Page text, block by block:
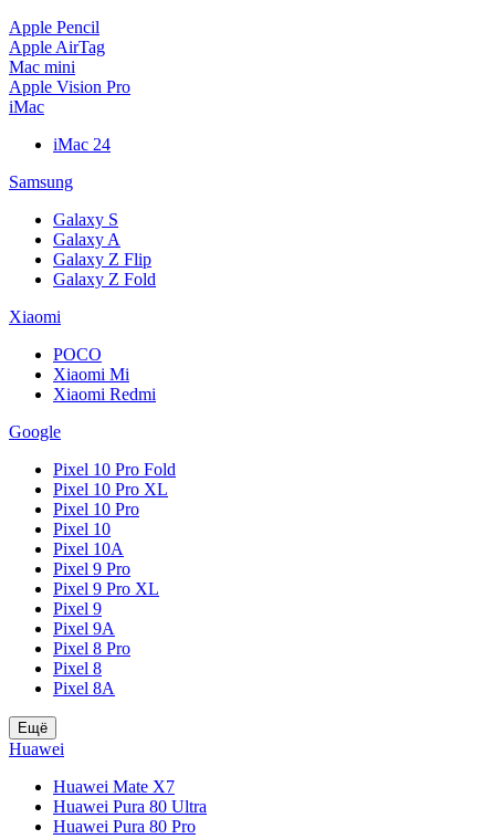
Apple Pencil
Apple AirTag
Mac mini
Apple Vision Pro
iMac
iMac 24
Samsung
Galaxy S
Galaxy A
Galaxy Z Flip
Galaxy Z Fold
Xiaomi
POCO
Xiaomi Mi
Xiaomi Redmi
Google
Pixel 10 Pro Fold
Pixel 10 Pro XL
Pixel 10 Pro
Pixel 10
Pixel 10A
Pixel 9 Pro
Pixel 9 Pro XL
Pixel 9
Pixel 9A
Pixel 8 Pro
Pixel 8
Pixel 8A
Ещё
Huawei
Huawei Mate X7
Huawei Pura 80 Ultra
Huawei Pura 80 Pro